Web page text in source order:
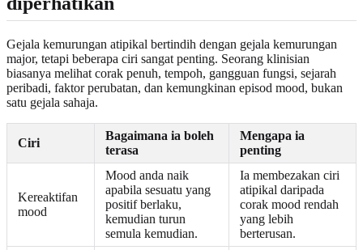
Gejala kemurungan atipikal bertindih dengan gejala kemurungan
major, tetapi beberapa ciri sangat penting. Seorang klinisian
biasanya melihat corak penuh, tempoh, gangguan fungsi, sejarah
peribadi, faktor perubatan, dan kemungkinan episod mood, bukan
satu gejala sahaja.
Ciri
Bagaimana ia boleh
terasa
Mengapa ia
penting
Kereaktifan
mood
Mood anda naik
apabila sesuatu yang
positif berlaku,
kemudian turun
semula kemudian.
Ia membezakan ciri
atipikal daripada
corak mood rendah
yang lebih
berterusan.